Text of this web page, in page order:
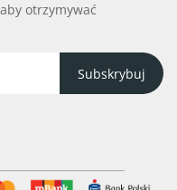
otrzymywać
Subskrybuj